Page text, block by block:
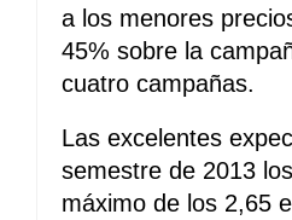
a los menores
45% sobre la
cuatro campañas.
Las excelentes
semestre de 2013
máximo de los 2,65